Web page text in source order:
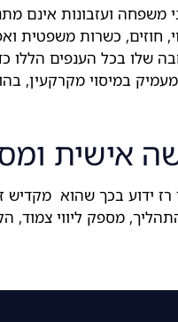
משפחה ועזבונות אינם
חוזים, כשרות משפטית
שלו בכל הענפים הללו
במיסוי מקרקעין,
אישית
רז ידוע בכך שהוא מקדיש
מספק ליווי צמוד,